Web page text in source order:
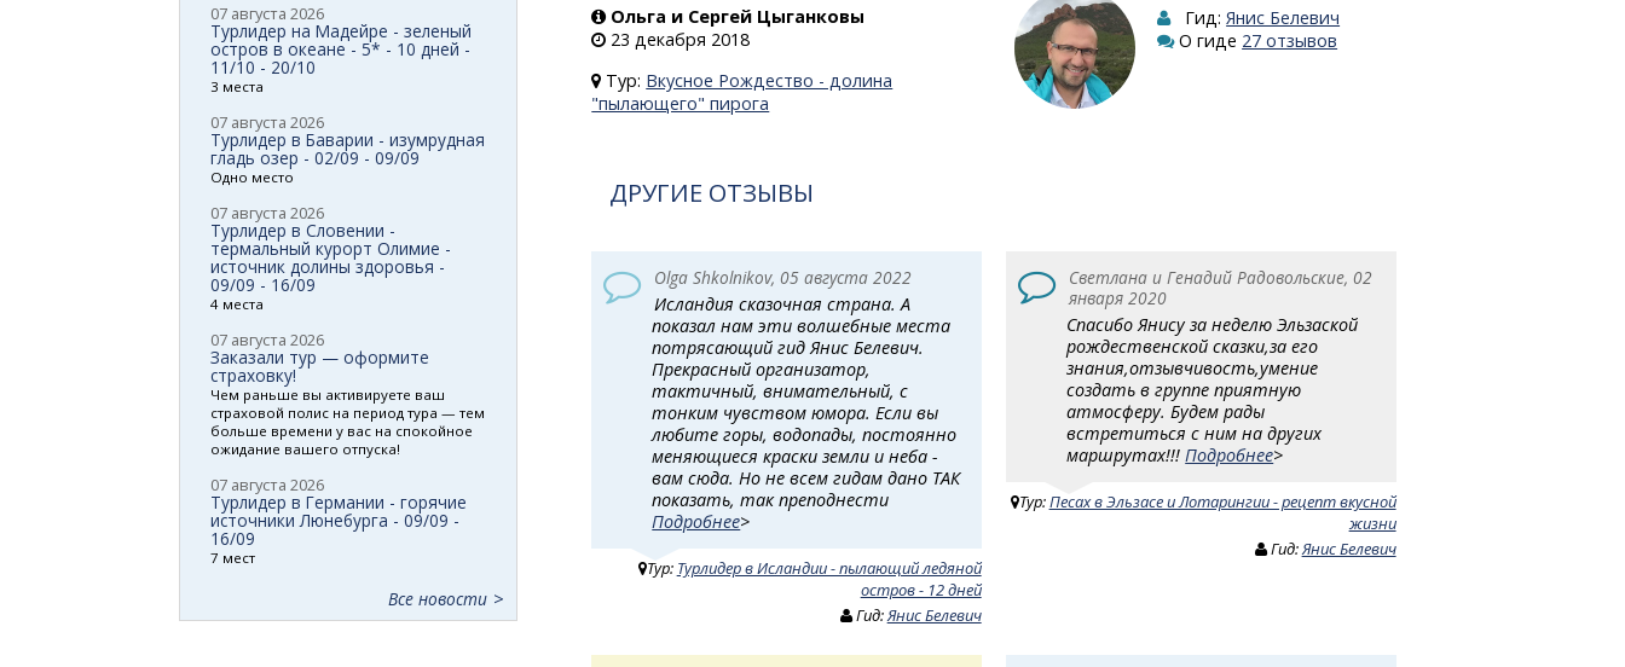
Ольга и Сергей Цыганковы
23 декабря 2018
Тур: Вкусное Рождество - долина
"пылающего" пирога
Гид:Янис Белевич
О гиде 27 отзывов
ДРУГИЕ ОТЗЫВЫ
Olga Shkolnikov, 05 августа 2022
Исландия сказочная страна. А
показал нам эти волшебные места
потрясающий гид Янис Белевич.
Прекрасный организатор,
тактичный, внимательный, с
тонким чувством юмора. Если вы
любите горы, водопады, постоянно
меняющиеся краски земли и неба -
вам сюда. Но не всем гидам дано ТАК
показать, так преподнести
Подробнее>
Тур: Турлидер в Исландии - пылающий ледяной
остров - 12 дней
Гид:Янис Белевич
Светлана и Генадий Радовольские, 02
января 2020
Спасибо Янису за неделю Эльзаской
рождественской сказки,за его
знания,отзывчивость,умение
создать в группе приятную
атмосферу. Будем рады
встретиться с ним на других
маршрутах!!!Подробнее>
Тур:Песах в Эльзасе и Лотарингии - рецепт вкусной
жизни
Гид:Янис Белевич
07 августа 2026
Турлидер на Мадейре - зеленый
остров в океане - 5* - 10 дней -
11/10 - 20/10
3 места
07 августа 2026
Турлидер в Баварии - изумрудная
гладь озер - 02/09 - 09/09
Одно место
07 августа 2026
Турлидер в Словении -
термальный курорт Олимие -
источник долины здоровья -
09/09 - 16/09
4 места
07 августа 2026
Заказали тур — оформите
страховку!
Чем раньше вы активируете ваш
страховой полис на период тура — тем
больше времени у вас на спокойное
ожидание вашего отпуска!
07 августа 2026
Турлидер в Германии - горячие
источники Люнебурга - 09/09 -
16/09
7 мест
Все новости